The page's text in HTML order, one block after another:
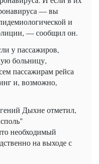
— вы
и
— сообщил он.
у пассажиров,
больницу,
пассажирам рейса
и, возможно,
Дыхне отметил,
необходимый
на выходе с